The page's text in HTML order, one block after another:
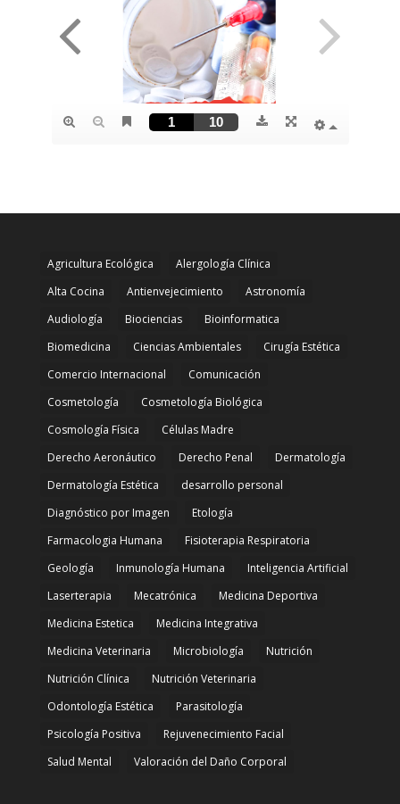
Agricultura Ecológica
Alergología Clínica
Alta Cocina
Antienvejecimiento
Astronomía
Audiología
Biociencias
Bioinformatica
Biomedicina
Ciencias Ambientales
Cirugía Estética
Comercio Internacional
Comunicación
Cosmetología
Cosmetología Biológica
Cosmología Física
Células Madre
Derecho Aeronáutico
Derecho Penal
Dermatología
Dermatología Estética
desarrollo personal
Diagnóstico por Imagen
Etología
Farmacologia Humana
Fisioterapia Respiratoria
Geología
Inmunología Humana
Inteligencia Artificial
Laserterapia
Mecatrónica
Medicina Deportiva
Medicina Estetica
Medicina Integrativa
Medicina Veterinaria
Microbiología
Nutrición
Nutrición Clínica
Nutrición Veterinaria
Odontología Estética
Parasitología
Psicología Positiva
Rejuvenecimiento Facial
Salud Mental
Valoración del Daño Corporal